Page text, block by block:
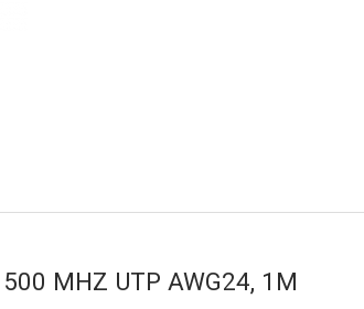
500 MHZ UTP AWG24, 1M